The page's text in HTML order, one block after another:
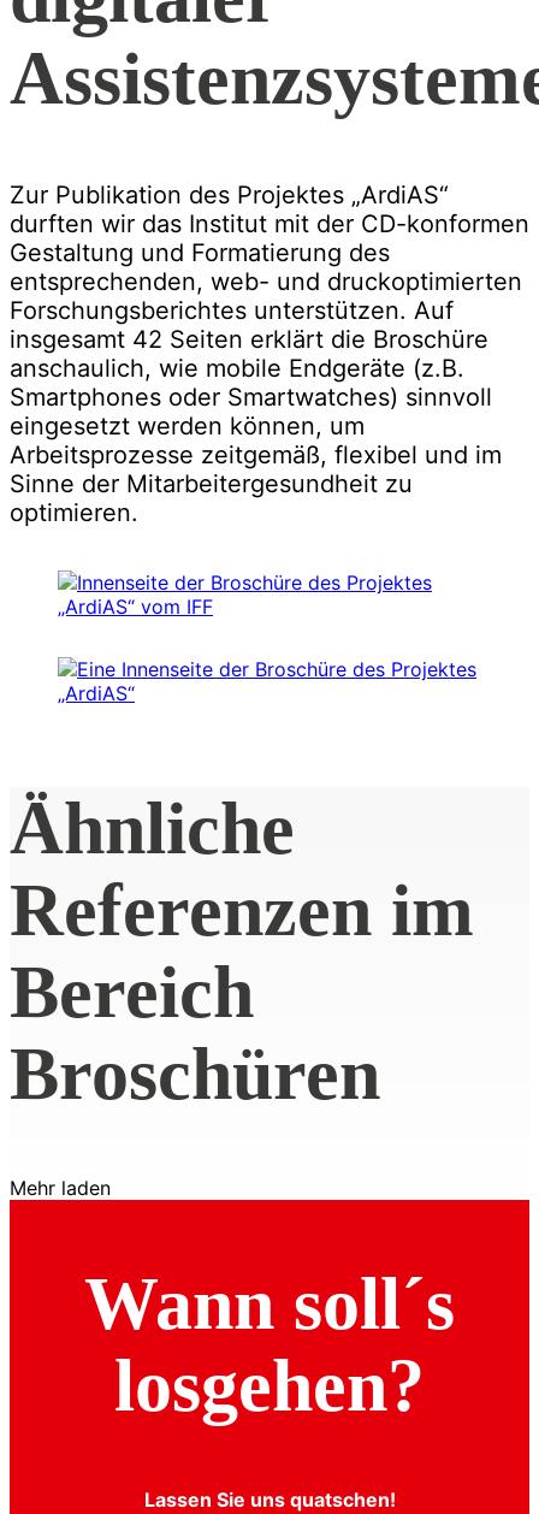
Zur Publikation des Projektes „ArdiAS“
durften wir das Institut mit der CD-konformen
Gestaltung und Formatierung des
entsprechenden, web- und druckoptimierten
Forschungsberichtes unterstützen. Auf
insgesamt 42 Seiten erklärt die Broschüre
anschaulich, wie mobile Endgeräte (z.B.
Smartphones oder Smartwatches) sinnvoll
eingesetzt werden können, um
Arbeitsprozesse zeitgemäß, flexibel und im
Sinne der Mitarbeitergesundheit zu
optimieren.
Ähnliche
Referenzen im
Bereich
Broschüren
Mehr laden
Wann soll´s
losgehen?
Lassen Sie uns quatschen!